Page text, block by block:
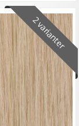
2 varianter